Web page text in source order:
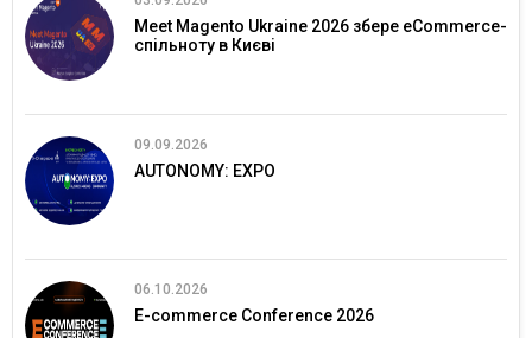
Meet Magento Ukraine 2026 збере eCommerce-
спільноту в Києві
09.09.2026
AUTONOMY: EXPO
06.10.2026
E-commerce Conference 2026